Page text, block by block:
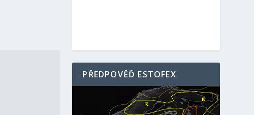
PŘEDPOVĚĎ ESTOFEX